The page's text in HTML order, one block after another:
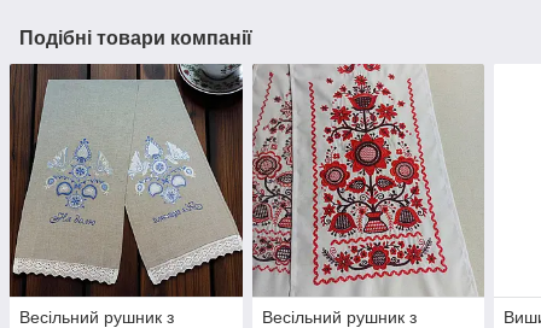
Подібні товари компанії
Весільний рушник з
Весільний рушник з